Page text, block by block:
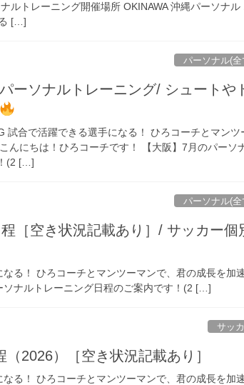
ルトレーニング開催場所 OKINAWA 沖縄パーソナル
[…]
パーソナル(全
ーソナルトレーニング/ シュートや
試合で活躍できる選手になる！ ひろコーチとマンツ
んにちは！ひろコーチです！ 【大阪】7月のパーソ
(2 […]
パーソナル(全
［空き状況記載あり］/ サッカー個
る！ ひろコーチとマンツーマンで、君の成長を加
ナルトレーニング日程のご案内です！(2 […]
サッ
2026）［空き状況記載あり］
る！ ひろコーチとマンツーマンで、君の成長を加